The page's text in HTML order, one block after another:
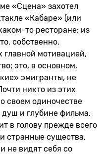
«Сцена» захотел
«Кабаре» (или
то ресторане: из
собственно,
главной мотивацией,
это, в основном,
эмигранты, не
никто из этих
своем одиночестве
душ и глубине фильма.
в голову прежде всего
странные существа,
не видят себя со